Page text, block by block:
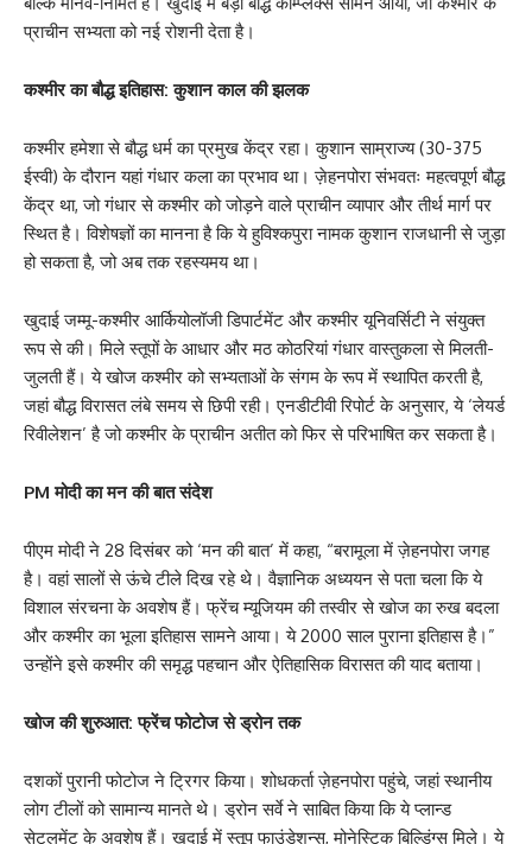
प्राचीन सभ्यता को नई रोशनी देता है।
कश्मीर का बौद्ध इतिहास: कुशान काल की झलक
कश्मीर हमेशा से बौद्ध धर्म का प्रमुख केंद्र रहा। कुशान साम्राज्य (30-375
ईस्वी) के दौरान यहां गंधार कला का प्रभाव था। ज़ेहनपोरा संभवतः महत्वपूर्ण बौद्ध
केंद्र था, जो गंधार से कश्मीर को जोड़ने वाले प्राचीन व्यापार और तीर्थ मार्ग पर
स्थित है। विशेषज्ञों का मानना है कि ये हुविश्कपुरा नामक कुशान राजधानी से जुड़ा
हो सकता है, जो अब तक रहस्यमय था।
खुदाई जम्मू-कश्मीर आर्कियोलॉजी डिपार्टमेंट और कश्मीर यूनिवर्सिटी ने संयुक्त
रूप से की। मिले स्तूपों के आधार और मठ कोठरियां गंधार वास्तुकला से मिलती-
जुलती हैं। ये खोज कश्मीर को सभ्यताओं के संगम के रूप में स्थापित करती है,
जहां बौद्ध विरासत लंबे समय से छिपी रही। एनडीटीवी रिपोर्ट के अनुसार, ये ‘लेयर्ड
रिवीलेशन’ है जो कश्मीर के प्राचीन अतीत को फिर से परिभाषित कर सकता है।
PM मोदी का मन की बात संदेश
पीएम मोदी ने 28 दिसंबर को ‘मन की बात’ में कहा, “बरामूला में ज़ेहनपोरा जगह
है। वहां सालों से ऊंचे टीले दिख रहे थे। वैज्ञानिक अध्ययन से पता चला कि ये
विशाल संरचना के अवशेष हैं। फ्रेंच म्यूजियम की तस्वीर से खोज का रुख बदला
और कश्मीर का भूला इतिहास सामने आया। ये 2000 साल पुराना इतिहास है।”
उन्होंने इसे कश्मीर की समृद्ध पहचान और ऐतिहासिक विरासत की याद बताया।
खोज की शुरुआत: फ्रेंच फोटोज से ड्रोन तक
दशकों पुरानी फोटोज ने ट्रिगर किया। शोधकर्ता ज़ेहनपोरा पहुंचे, जहां स्थानीय
लोग टीलों को सामान्य मानते थे। ड्रोन सर्वे ने साबित किया कि ये प्लान्ड
सेटलमेंट के अवशेष हैं। खुदाई में स्तूप फाउंडेशन्स, मोनेस्टिक बिल्डिंग्स मिले। ये